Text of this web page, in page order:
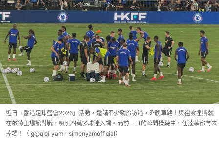
近日「香港足球盛會2026」活動，邀請不少勁旅訪港，昨晚車路士與祖雲達斯就
在啟德主場館對戰，吸引四萬多球迷入場。而前一日的公開操練中，任達華都有去
捧場！（Ig@qiqi_yam、simonyamofficial）